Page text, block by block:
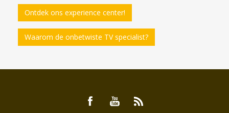
Ontdek ons experience center!
Waarom de onbetwiste TV specialist?